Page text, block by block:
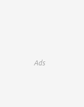
Ads